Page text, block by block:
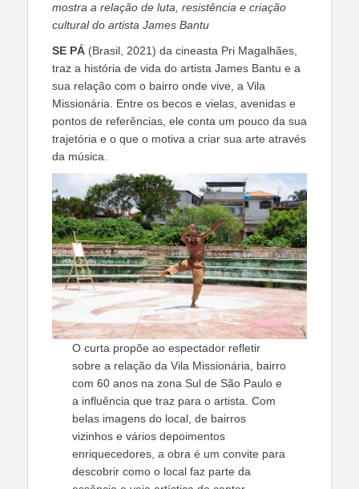
mostra a relação de luta, resistência e criação
cultural do artista James Bantu
SE PÁ (Brasil, 2021) da cineasta Pri Magalhães,
traz a história de vida do artista James Bantu e a
sua relação com o bairro onde vive, a Vila
Missionária. Entre os becos e vielas, avenidas e
pontos de referências, ele conta um pouco da sua
trajetória e o que o motiva a criar sua arte através
da música.
O curta propõe ao espectador refletir
sobre a relação da Vila Missionária, bairro
com 60 anos na zona Sul de São Paulo e
a influência que traz para o artista. Com
belas imagens do local, de bairros
vizinhos e vários depoimentos
enriquecedores, a obra é um convite para
descobrir como o local faz parte da